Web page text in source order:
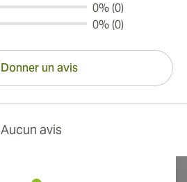
0% (0)
0% (0)
Donner un avis
Aucun avis